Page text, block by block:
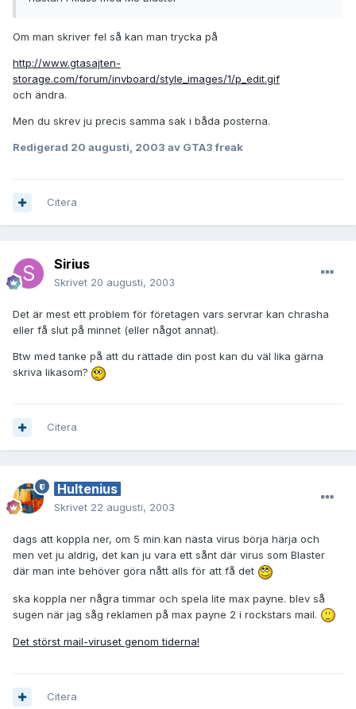
Om man skriver fel så kan man trycka på
http://www.gtasajten-
storage.com/forum/invboard/style_images/1/p_edit.gif
och ändra.
Men du skrev ju precis samma sak i båda posterna.
Redigerad 20 augusti, 2003 av GTA3 freak
Citera
Sirius
Skrivet 20 augusti, 2003
Det är mest ett problem för företagen vars servrar kan chrasha
eller få slut på minnet (eller något annat).
Btw med tanke på att du rättade din post kan du väl lika gärna
skriva likasom?
Citera
Hultenius
Skrivet 22 augusti, 2003
dags att koppla ner, om 5 min kan nästa virus börja härja och
men vet ju aldrig, det kan ju vara ett sånt där virus som Blaster
där man inte behöver göra nått alls för att få det
ska koppla ner några timmar och spela lite max payne. blev så
sugen när jag såg reklamen på max payne 2 i rockstars mail.
Det störst mail-viruset genom tiderna!
Citera